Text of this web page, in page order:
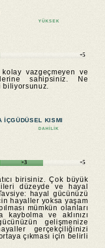
YÜKSEK
+5
vazgeçmeyen ve
sahipsiniz. Ne
biliyorsunuz.
IÇGÜDÜSEL KISMI
DAHILIK
+3 +5
birisiniz. Çok büyük
düzeyde ve hayal
hayal gücünüzü
hayaller yoksa yaşam
mümkün olanları
kaybolma ve aklınızı
gelişmenize
gerçekçiliğinizi
çıkması için belirli